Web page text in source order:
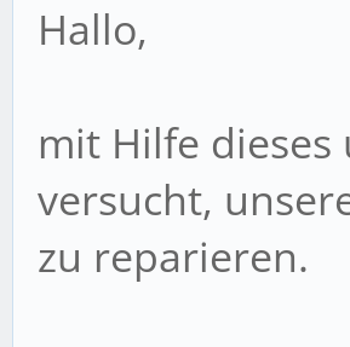
Hallo,
mit Hilfe
versucht,
zu reparieren.